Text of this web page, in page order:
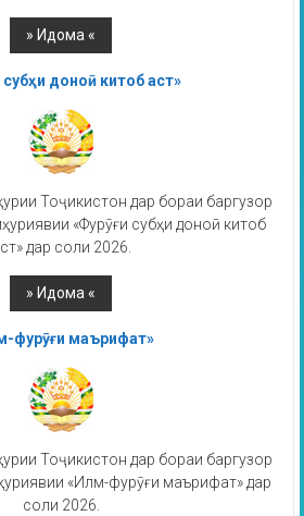
субҳи доноӣ китоб аст»
Тоҷикистон дар бораи баргузор
«Фурӯғи субҳи доноӣ китоб
дар соли 2026.
фурӯғи маърифат»
Тоҷикистон дар бораи баргузор
«Илм-фурӯғи маърифат» дар
соли 2026.